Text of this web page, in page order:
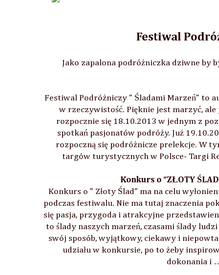
Festiwal
Jako zapalona podróżniczka dziwne by
Festiwal Podróżniczy ” Śladami Marzeń” to
w rzeczywistość. Pięknie jest marzyć,
rozpocznie się 18.10.2013 w jednym z
spotkań pasjonatów podróży. Już
rozpoczną się podróżnicze prelekcje. W
targów turystycznych w Polsce- Targi
Konkurs o “ZŁOTY
Konkurs o ” Złoty Ślad” ma na celu
podczas festiwalu. Nie ma tutaj znaczenia
się pasja, przygoda i atrakcyjne
to ślady naszych marzeń, czasami ślady
swój sposób, wyjątkowy, ciekawy i
udziału w konkursie, po to żeby
dokonania i